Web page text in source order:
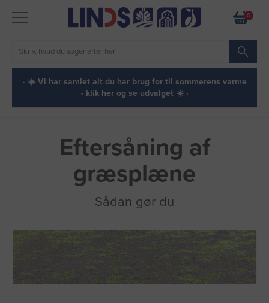
0
· ☀️ Vi har samlet alt du har brug for til sommerens varme
- klik her og se udvalget ☀️ ·
Eftersåning af
græsplæne
Sådan gør du